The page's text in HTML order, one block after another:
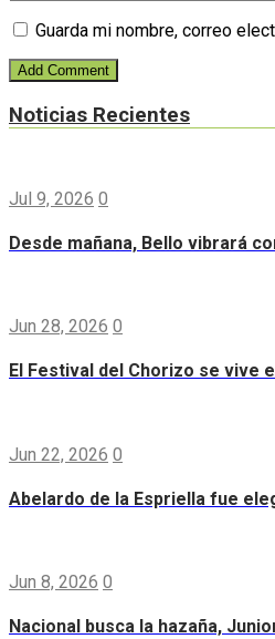
Guarda mi nombre, correo
Noticias Recientes
Jul 9, 2026 0
Desde mañana, Bello vibrará
Jun 28, 2026 0
El Festival del Chorizo se vive
Jun 22, 2026 0
Abelardo de la Espriella fue
Jun 8, 2026 0
Nacional busca la hazaña,